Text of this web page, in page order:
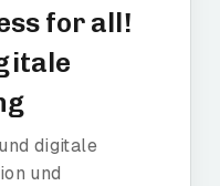
for all!
digitale
und